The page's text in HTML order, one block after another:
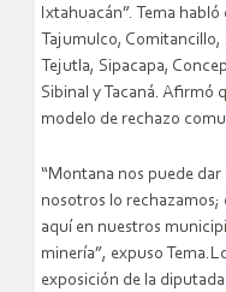
Ixtahuacán”. Tema
Tajumulco,
Tejutla, Sipacapa,
Sibinal y Tacaná. Afirmó
modelo de rechazo
“Montana nos puede
nosotros lo rechazamos;
aquí en nuestros
minería”, expuso
exposición de la